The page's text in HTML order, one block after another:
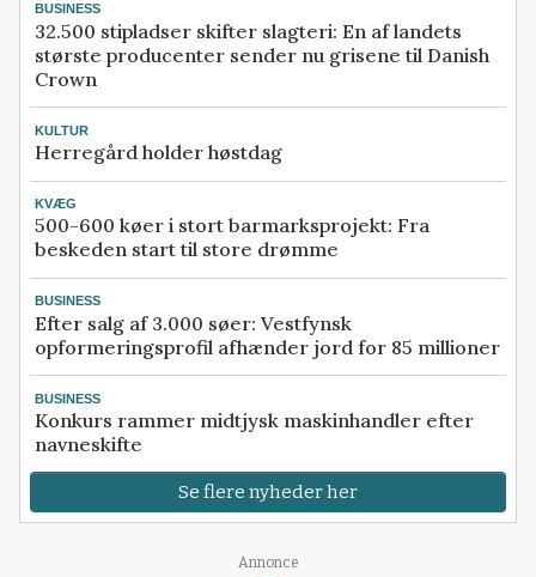
BUSINESS
32.500 stipladser skifter slagteri: En af landets
største producenter sender nu grisene til Danish
Crown
KULTUR
Herregård holder høstdag
KVÆG
500-600 køer i stort barmarksprojekt: Fra
beskeden start til store drømme
BUSINESS
Efter salg af 3.000 søer: Vestfynsk
opformeringsprofil afhænder jord for 85 millioner
BUSINESS
Konkurs rammer midtjysk maskinhandler efter
navneskifte
Se flere nyheder her
Annonce